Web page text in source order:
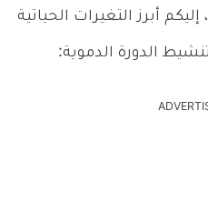
أبرز التغيرات الحياتية
الدورة الدموية: